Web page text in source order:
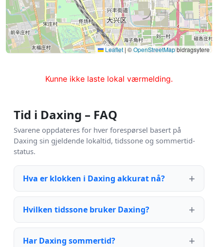
Leaflet | ©OpenStreetMapbidragsytere
Kunne ikke laste lokal værmelding.
Tid i Daxing – FAQ
Svarene oppdateres for hver forespørsel basert på
Daxing sin gjeldende lokaltid, tidssone og sommertid-
status.
Hva er klokken i Daxing akkurat nå?
Hvilken tidssone bruker Daxing?
Har Daxing sommertid?